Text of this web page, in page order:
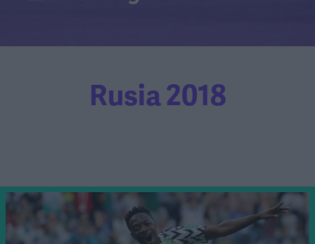
Rusia 2018